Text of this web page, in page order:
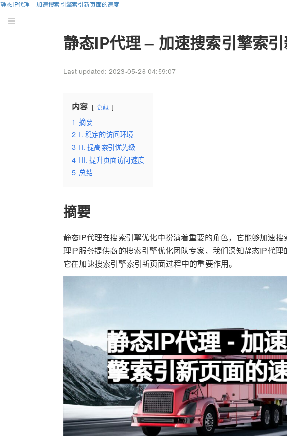
静态IP代理 – 加速搜索引擎索引新页面的速度
静态IP代理 – 加速搜索引擎索
Last updated: 2023-05-26 04:59:07
内容 隐藏
1 摘要
2 I. 稳定的访问环境
3 II. 提高索引优先级
4 III. 提升页面访问速度
5 总结
摘要
静态IP代理在搜索引擎优化中扮演着重要的角色，它能够加速
理IP服务提供商的搜索引擎优化团队专家，我们深知静态IP代
它在加速搜索引擎索引新页面过程中的重要作用。